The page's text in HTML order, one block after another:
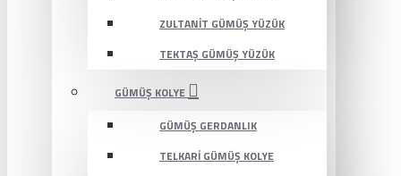
ZULTANIT GÜMÜŞ YÜZÜK
TEKTAŞ GÜMÜŞ YÜZÜK
GÜMÜŞ KOLYE
GÜMÜŞ GERDANLIK
TELKARI GÜMÜŞ KOLYE